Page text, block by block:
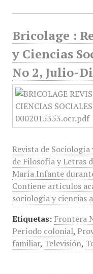
Bricolage :
y Ciencias
No 2, Julio-
Revista de
de Filosofía y Letras
María Infante
Contiene artículos
sociología y ciencias
Etiquetas: Frontera
Período colonial,
familiar, Televisión,